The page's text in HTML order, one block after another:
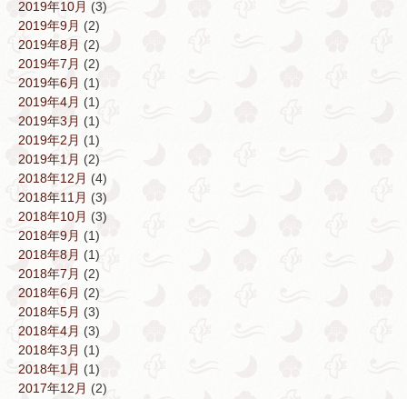
2019年10月 (3)
2019年9月 (2)
2019年8月 (2)
2019年7月 (2)
2019年6月 (1)
2019年4月 (1)
2019年3月 (1)
2019年2月 (1)
2019年1月 (2)
2018年12月 (4)
2018年11月 (3)
2018年10月 (3)
2018年9月 (1)
2018年8月 (1)
2018年7月 (2)
2018年6月 (2)
2018年5月 (3)
2018年4月 (3)
2018年3月 (1)
2018年1月 (1)
2017年12月 (2)